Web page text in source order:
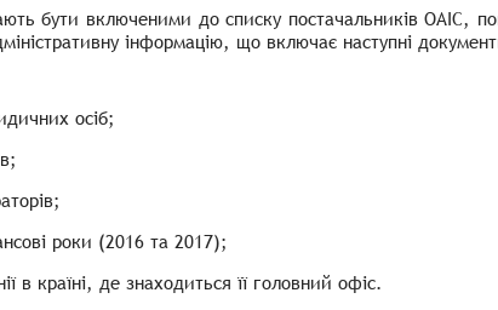
бути включеними до списку постачальниківOAIC,
інформацію, що включає наступні
осіб;
роки (2016 та 2017);
в країні, де знаходиться її головний офіс.